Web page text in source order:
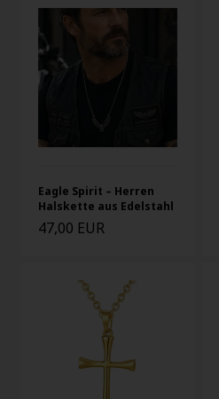
Eagle Spirit – Herren
Halskette aus Edelstahl
47,00 EUR